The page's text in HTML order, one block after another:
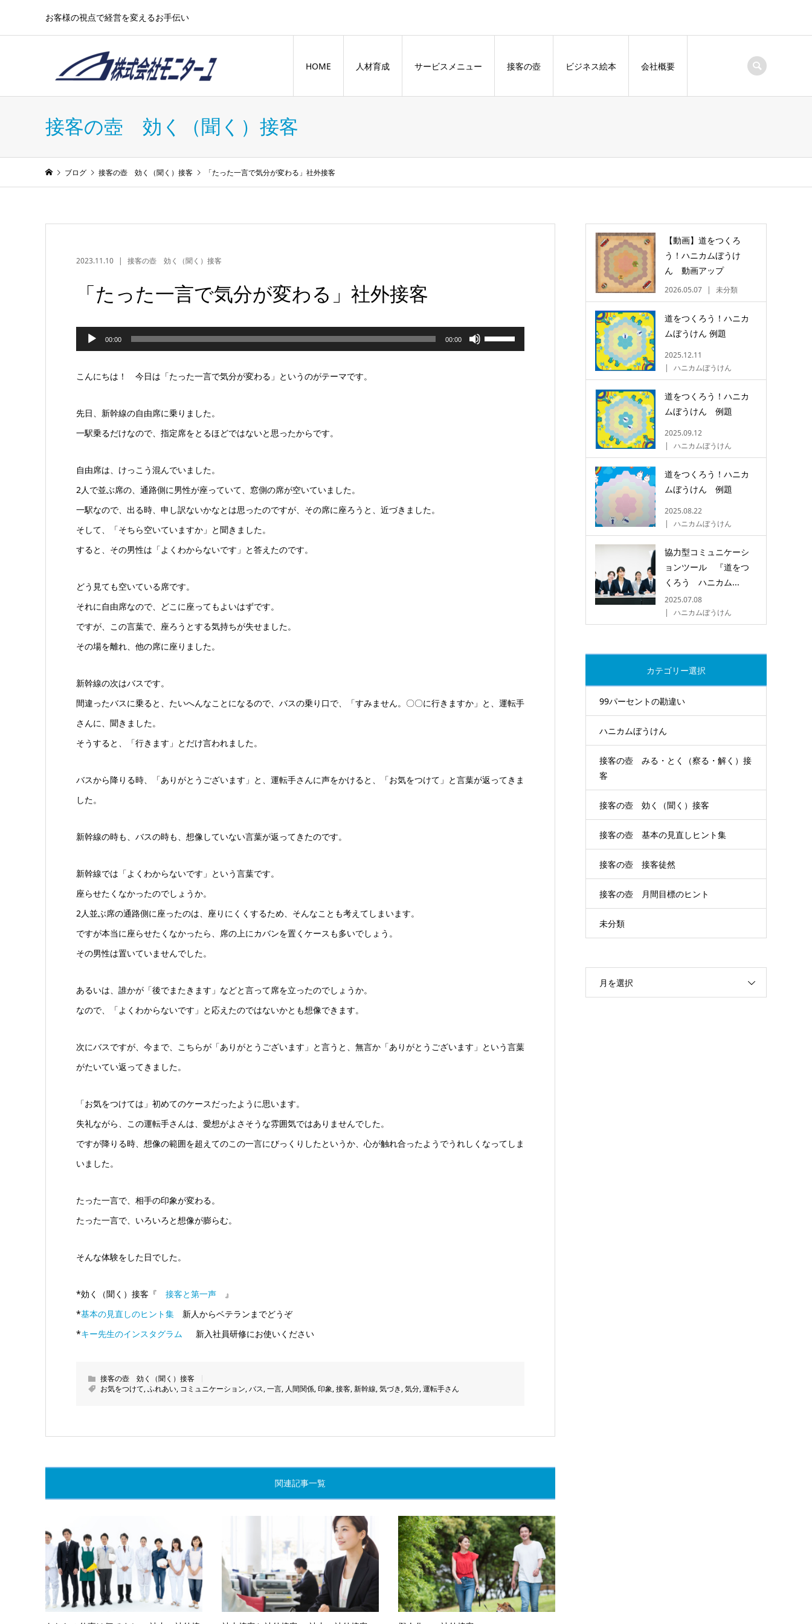
お客様の視点で経営を変えるお手伝い
HOME 人材育成 サービスメニュー 接客の壺 ビジネス絵本 会社概要
接客の壺 効く（聞く）接客
ブログ 接客の壺 効く（聞く）接客 「たった一言で気分が変わる」社外接客
2023.11.10 接客の壺 効く（聞く）接客
「たった一言で気分が変わる」社外接客
プ
ー
ヤ
00:00 00:00 ボ
い。
こんにちは！ 今日は「たった一言で気分が変わる」というのがテーマです。
先日、新幹線の自由席に乗りました。
一駅乗るだけなので、指定席をとるほどではないと思ったからです。
自由席は、けっこう混んでいました。
2人で並ぶ席の、通路側に男性が座っていて、窓側の席が空いていました。
一駅なので、出る時、申し訳ないかなとは思ったのですが、その席に座ろうと、近づきました。
そして、「そちら空いていますか」と聞きました。
すると、その男性は「よくわからないです」と答えたのです。
どう見ても空いている席です。
それに自由席なので、どこに座ってもよいはずです。
ですが、この言葉で、座ろうとする気持ちが失せました。
その場を離れ、他の席に座りました。
新幹線の次はバスです。
間違ったバスに乗ると、たいへんなことになるので、バスの乗り口で、「すみません。〇〇に行きますか」と、運転手
さんに、聞きました。
そうすると、「行きます」とだけ言われました。
バスから降りる時、「ありがとうございます」と、運転手さんに声をかけると、「お気をつけて」と言葉が返ってきま
した。
新幹線の時も、バスの時も、想像していない言葉が返ってきたのです。
新幹線では「よくわからないです」という言葉です。
座らせたくなかったのでしょうか。
2人並ぶ席の通路側に座ったのは、座りにくくするため、そんなことも考えてしまいます。
ですが本当に座らせたくなかったら、席の上にカバンを置くケースも多いでしょう。
その男性は置いていませんでした。
あるいは、誰かが「後でまたきます」などと言って席を立ったのでしょうか。
なので、「よくわからないです」と応えたのではないかとも想像できます。
次にバスですが、今まで、こちらが「ありがとうございます」と言うと、無言か「ありがとうございます」という言葉
がたいてい返ってきました。
「お気をつけては」初めてのケースだったように思います。
失礼ながら、この運転手さんは、愛想がよさそうな雰囲気ではありませんでした。
ですが降りる時、想像の範囲を超えてのこの一言にびっくりしたというか、心が触れ合ったようでうれしくなってしま
いました。
たった一言で、相手の印象が変わる。
たった一言で、いろいろと想像が膨らむ。
そんな体験をした日でした。
*効く（聞く）接客『 接客と第一声
』
*基本の見直しのヒント集新人からベテランまでどうぞ
*キー先生のインスタグラム 新入社員研修にお使いください
接客の壺 効く（聞く）接客
お気をつけて,ふれあい, コミュニケーション,バス,一言, 人間関係,印象,接客,新幹線,気づき,気分,運転手さん
関連記事一覧
【動画】道をつくろ
う！ハニカムぼうけ
ん 動画アップ
2026.05.07 未分類
道をつくろう！ハニカ
ムぼうけん 例題
2025.12.11
ハニカムぼうけん
道をつくろう！ハニカ
ムぼうけん 例題
2025.09.12
ハニカムぼうけん
道をつくろう！ハニカ
ムぼうけん 例題
2025.08.22
ハニカムぼうけん
協力型コミュニケーシ
ョンツール 『道をつ
くろう ハニカム...
2025.07.08
ハニカムぼうけん
カテゴリー選択
99パーセントの勘違い
ハニカムぼうけん
接客の壺 みる・とく（察る・解く）接
客
接客の壺 効く（聞く）接客
接客の壺 基本の見直しヒント集
接客の壺 接客徒然
接客の壺 月間目標のヒント
未分類
月を選択